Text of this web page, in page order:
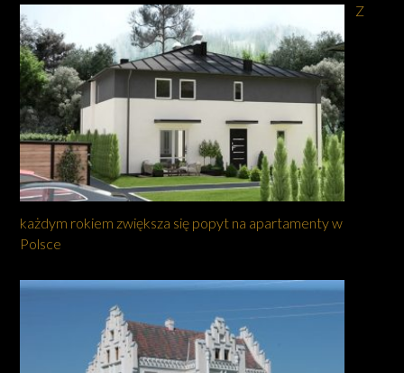
Z
każdym rokiem zwiększa się popyt na apartamenty w
Polsce